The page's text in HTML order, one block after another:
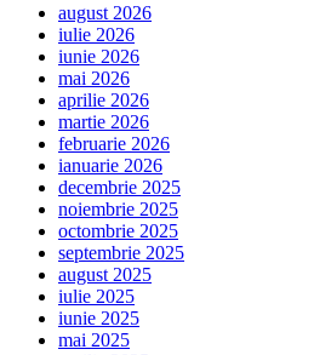
august 2026
iulie 2026
iunie 2026
mai 2026
aprilie 2026
martie 2026
februarie 2026
ianuarie 2026
decembrie 2025
noiembrie 2025
octombrie 2025
septembrie 2025
august 2025
iulie 2025
iunie 2025
mai 2025